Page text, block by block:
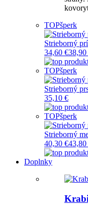
TOPšperk
Strieborný
34,60 €38,90
TOPšperk
Strieborný
35,10 €
TOPšperk
Strieborný
40,30 €43,80
Doplnky